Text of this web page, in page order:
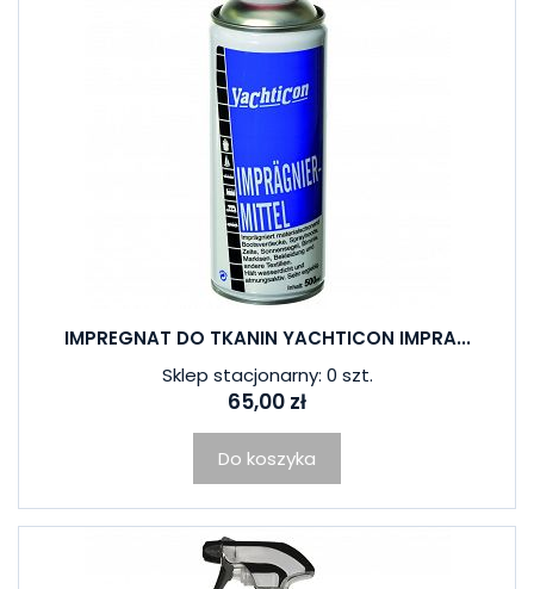
IMPREGNAT DO TKANIN YACHTICON IMPRA...
Sklep stacjonarny: 0 szt.
65,00 zł
Do koszyka